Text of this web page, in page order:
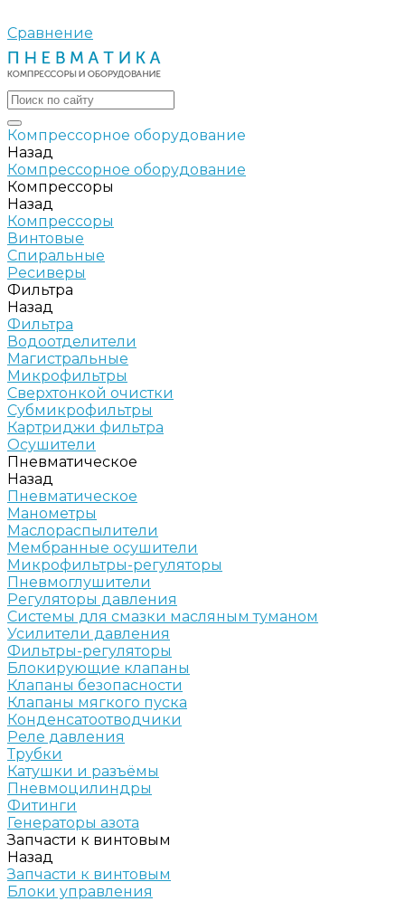
Сравнение
Компрессорное оборудование
Назад
Компрессорное оборудование
Компрессоры
Назад
Компрессоры
Винтовые
Спиральные
Ресиверы
Фильтра
Назад
Фильтра
Водоотделители
Магистральные
Микрофильтры
Сверхтонкой очистки
Субмикрофильтры
Картриджи фильтра
Осушители
Пневматическое
Назад
Пневматическое
Манометры
Маслораспылители
Мембранные осушители
Микрофильтры-регуляторы
Пневмоглушители
Регуляторы давления
Системы для смазки масляным туманом
Усилители давления
Фильтры-регуляторы
Блокирующие клапаны
Клапаны безопасности
Клапаны мягкого пуска
Конденсатоотводчики
Реле давления
Трубки
Катушки и разъёмы
Пневмоцилиндры
Фитинги
Генераторы азота
Запчасти к винтовым
Назад
Запчасти к винтовым
Блоки управления